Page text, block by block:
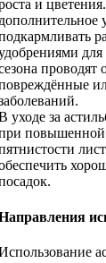
и
проводят
уходе за
повышенной